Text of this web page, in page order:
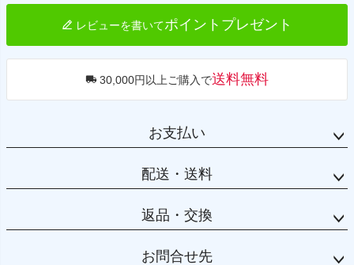
レビューを書いてポイントプレゼント
30,000円以上ご購入で送料無料
お支払い
配送・送料
返品・交換
お問合せ先